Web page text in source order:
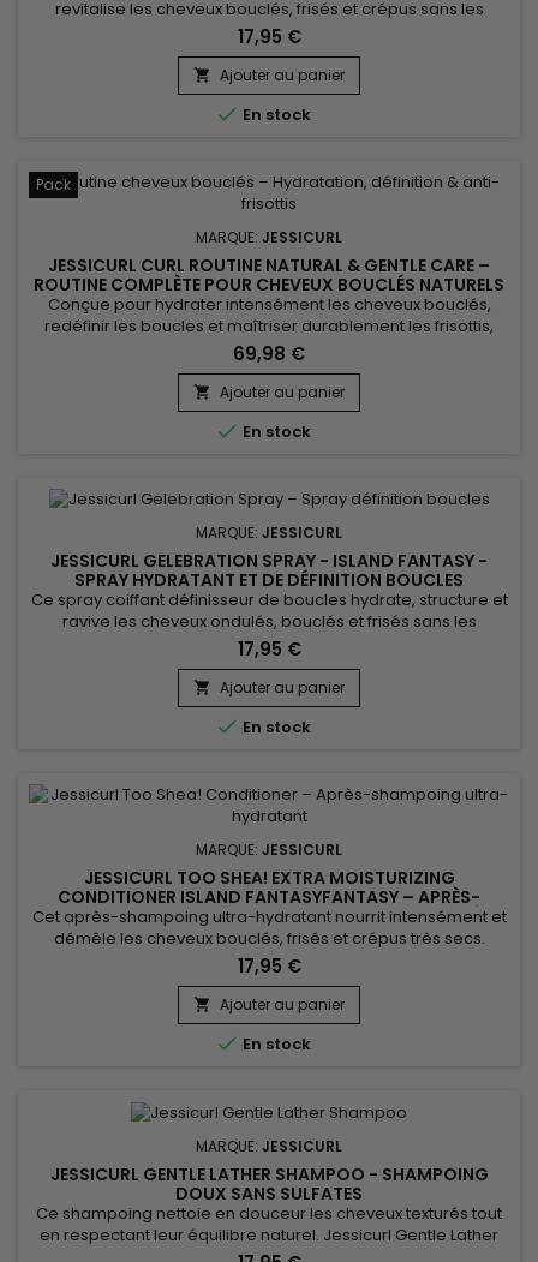
revitalise les cheveux bouclés, frisés et crépus sans les
alourdir. Jessicurl Aloeba Daily Conditioner Island Fantasy est
formulé à base d’Aloe Vera, d’huiles végétales et d’extraits
botaniques pour maintenir l’hydratation, améliorer la
souplesse et faciliter le coiffage. Idéal pour un usage...
17,95 €
 Ajouter au panier
 En stock
Pack
MARQUE: JESSICURL
JESSICURL CURL ROUTINE NATURAL & GENTLE CARE –
ROUTINE COMPLÈTE POUR CHEVEUX BOUCLÉS NATURELS
ET HYDRATÉS
Conçue pour hydrater intensément les cheveux bouclés,
redéfinir les boucles et maîtriser durablement les frisottis,
cette routine capillaire experte agit au cœur de la fibre.
Jessicurl Curl Routine Natural & Gentle Care associe aloe
vera, glycérine végétale et actifs botaniques pour une
nutrition profonde sans effet gras ni alourdissement. Elle...
69,98 €
 Ajouter au panier
 En stock
MARQUE: JESSICURL
JESSICURL GELEBRATION SPRAY - ISLAND FANTASY -
SPRAY HYDRATANT ET DE DÉFINITION BOUCLES
Ce spray coiffant définisseur de boucles hydrate, structure et
ravive les cheveux ondulés, bouclés et frisés sans les
alourdir. Jessicurl Gelebration Spray Island Fantasy associe
extrait de graines de lin, glycérine, Aloe Vera et huile de
jojoba pour améliorer la définition, contrôler les frisottis et
apporter de la brillance. Sa texture légère en spray...
17,95 €
 Ajouter au panier
 En stock
MARQUE: JESSICURL
JESSICURL TOO SHEA! EXTRA MOISTURIZING
CONDITIONER ISLAND FANTASYFANTASY – APRÈS-
SHAMPOING ULTRA-HYDRATANT CHEVEUX BOUCLÉS
Cet après-shampoing ultra-hydratant nourrit intensément et
démêle les cheveux bouclés, frisés et crépus très secs.
Jessicurl Too Shea! Extra Moisturizing Conditioner Island
Fantasy associe beurre de karité, Aloe Vera, huiles végétales
et extraits botaniques pour restaurer l’hydratation, améliorer
la souplesse et limiter les frisottis. Sa texture riche...
17,95 €
 Ajouter au panier
 En stock
MARQUE: JESSICURL
JESSICURL GENTLE LATHER SHAMPOO - SHAMPOING
DOUX SANS SULFATES
Ce shampoing nettoie en douceur les cheveux texturés tout
en respectant leur équilibre naturel. Jessicurl Gentle Lather
Shampoo offre une mousse légère sans sulfates, idéale pour